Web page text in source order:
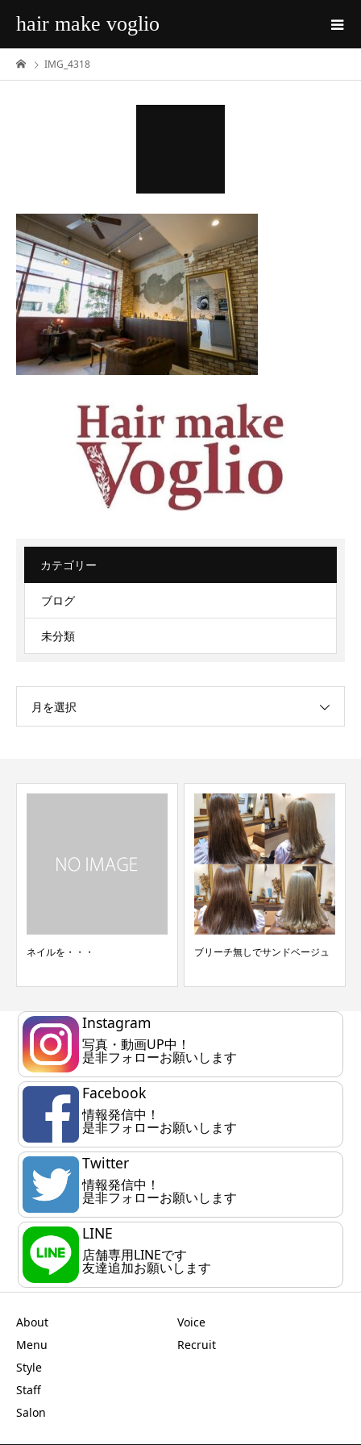
hair make voglio
IMG_4318
カテゴリー
ブログ
未分類
月を選択
ネイルを・・・ ブリーチ無しでサンドベージュ
Instagram
写真・動画UP中！
是非フォローお願いします
Facebook
情報発信中！
是非フォローお願いします
Twitter
情報発信中！
是非フォローお願いします
LINE
店舗専用LINEです
友達追加お願いします
About
Menu
Style
Staff
Salon
Voice
Recruit